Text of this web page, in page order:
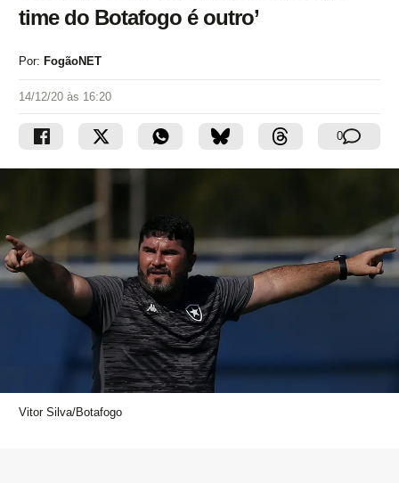
time do Botafogo é outro’
Por: FogãoNET
14/12/20 às 16:20
0
Vitor Silva/Botafogo